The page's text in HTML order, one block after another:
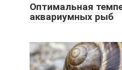
Оптимальная
аквариумных рыб